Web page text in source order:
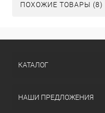
ПОХОЖИЕ ТОВАРЫ (8)
КАТАЛОГ
НАШИ ПРЕДЛОЖЕНИЯ